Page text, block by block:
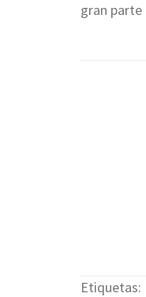
gran parte
Etiquetas: